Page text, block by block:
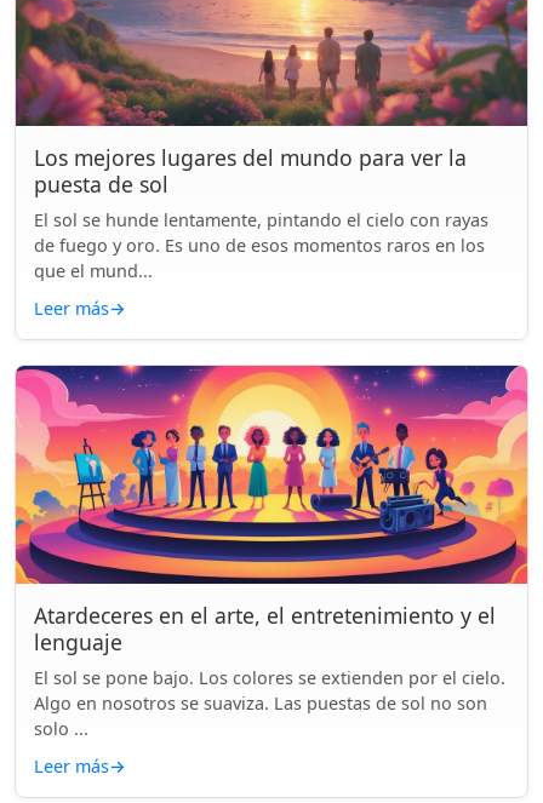
Los mejores lugares del mundo para ver la
puesta de sol
El sol se hunde lentamente, pintando el cielo con rayas
de fuego y oro. Es uno de esos momentos raros en los
que el mund...
Leer más→
Atardeceres en el arte, el entretenimiento y el
lenguaje
El sol se pone bajo. Los colores se extienden por el cielo.
Algo en nosotros se suaviza. Las puestas de sol no son
solo ...
Leer más→